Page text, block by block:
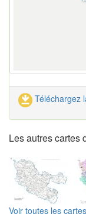
Téléchargez
Les autres cartes
Voir toutes les